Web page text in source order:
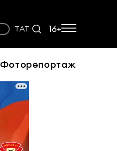
ТАТ 16+
Фоторепортаж